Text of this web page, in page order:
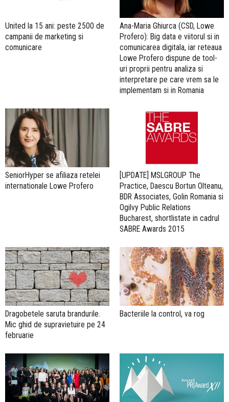
United la 15 ani: peste 2500 de
campanii de marketing si
comunicare
Ana-Maria Ghiurca (CSD, Lowe
Profero): Big data e viitorul si in
comunicarea digitala, iar reteaua
Lowe Profero dispune de tool-
uri proprii pentru analiza si
interpretare pe care vrem sa le
implementam si in Romania
SeniorHyper se afiliaza retelei
internationale Lowe Profero
[UPDATE] MSLGROUP The
Practice, Daescu Bortun Olteanu,
BDR Associates, Golin Romania si
Ogilvy Public Relations
Bucharest, shortlistate in cadrul
SABRE Awards 2015
Dragobetele saruta brandurile.
Mic ghid de supravietuire pe 24
februarie
Bacteriile la control, va rog